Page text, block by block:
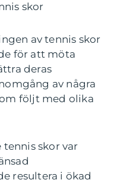
skor
av tennis skor
för att möta
deras
av några
följt med olika
tennis skor var
resultera i ökad